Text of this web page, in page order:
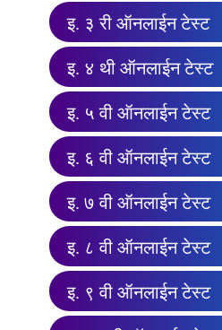
इ. ३ री ऑनलाईन टेस्ट
इ. ४ थी ऑनलाईन टेस्ट
इ. ५ वी ऑनलाईन टेस्ट
इ. ६ वी ऑनलाईन टेस्ट
इ. ७ वी ऑनलाईन टेस्ट
इ. ८ वी ऑनलाईन टेस्ट
इ. ९ वी ऑनलाईन टेस्ट